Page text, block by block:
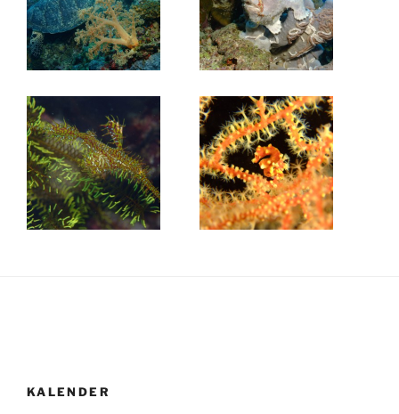
KALENDER